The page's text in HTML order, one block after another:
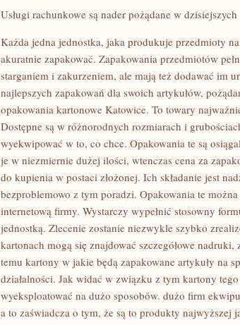
KSIĘGOWE
POTRZEBNE
W
NOWOCZESNYCH
Usługi rachunkowe są nader pożądane w dzisiejszych
Każda jedna jednostka, jaka produkuje przedmioty
akuratnie zapakować. Zapakowania przedmiotów
starganiem i zakurzeniem, ale mają też dodawać im
najlepszych zapakowań dla swoich artykułów,
opakowania kartonowe Katowice. To towary
Dostępne są w różnorodnych rozmiarach i
wyekwipować w to, co chce. Opakowania te są
je w niezmiernie dużej ilości, wtenczas cena za
do kupienia w postaci złożonej. Ich składanie jest
bezproblemowo z tym poradzi. Opakowania te
internetową firmy. Wystarczy wypełnić stosowny
jednostką. Zlecenie zostanie niezwykle szybko
kartonach mogą się znajdować szczegółowe
temu kartony w jakie będą zapakowane artykuły na
działalności. Jak widać w związku z tym kartony
wyeksploatować na dużo sposobów. dużo firm
a to zaświadcza o tym, że są to produkty